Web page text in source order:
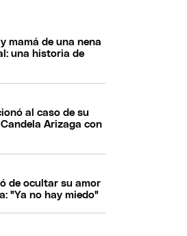
mamá de una nena
una historia de
al caso de su
Arizaga con
de ocultar su amor
"Ya no hay miedo"